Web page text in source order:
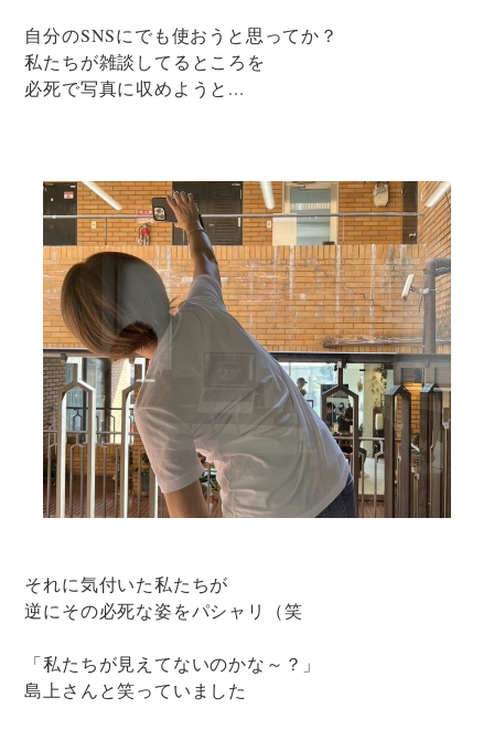
自分のSNSにでも使おうと思ってか？
私たちが雑談してるところを
必死で写真に収めようと...
それに気付いた私たちが
逆にその必死な姿をパシャリ（笑
「私たちが見えてないのかな～？」
島上さんと笑っていました